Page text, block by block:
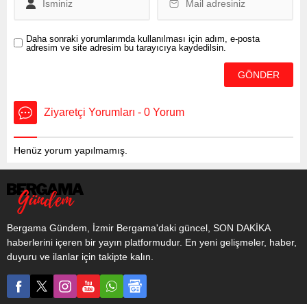
ELDİVENLERE İLİŞKİN
Gazete’de yayınlanmasıyla
yürürlüğe giren
Daha sonraki yorumlarımda kullanılması için adım, e-posta
adresim ve site adresim bu tarayıcıya kaydedilsin.
Ziyaretçi Yorumları - 0 Yorum
Henüz yorum yapılmamış.
Bergama Gündem, İzmir Bergama'daki güncel, SON DAKİKA
haberlerini içeren bir yayın platformudur. En yeni gelişmeler, haber,
duyuru ve ilanlar için takipte kalın.